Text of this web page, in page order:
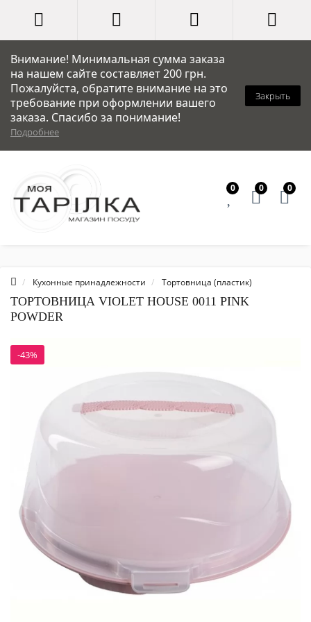
Внимание! Минимальная сумма заказа
на нашем сайте составляет 200 грн.
Пожалуйста, обратите внимание на это
требование при оформлении вашего
заказа. Спасибо за понимание!
Подробнее
Закрыть
0 0 0
Кухонные принадлежности Тортовница (пластик)
ТОРТОВНИЦА VIOLET HOUSE 0011 PINK
POWDER
-43%